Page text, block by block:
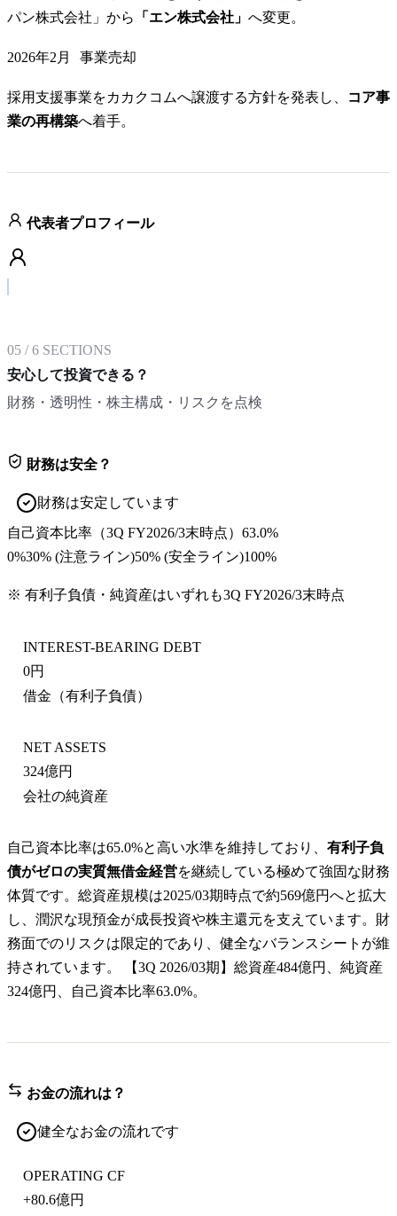
パン株式会社」から
「エン株式会社」 へ変更。
2026年2月 事業売却
採用支援事業をカカクコムへ譲渡する方針を発表し、
コア事
業の再構築へ着手。
代表者プロフィール
05 /6 SECTIONS
安心して投資できる？
財務・透明性・株主構成・リスクを点検
財務は安全？
財務は安定しています
自己資本比率 （3Q FY2026/3末時点） 63.0%
0%30% (注意ライン)50% (安全ライン)100%
※ 有利子負債・純資産はいずれも3Q FY2026/3末時点
INTEREST-BEARING DEBT
0円
借金（有利子負債）
NET ASSETS
324億円
会社の純資産
自己資本比率は65.0%と高い水準を維持しており、 有利子負
債がゼロの実質無借金経営を継続している極めて強固な財務
体質です。総資産規模は2025/03期時点で約569億円へと拡大
し、潤沢な現預金が成長投資や株主還元を支えています。財
務面でのリスクは限定的であり、健全なバランスシートが維
持されています。 【3Q 2026/03期】総資産484億円、純資産
324億円、自己資本比率63.0%。
お金の流れは？
健全なお金の流れです
OPERATING CF
+80.6億円